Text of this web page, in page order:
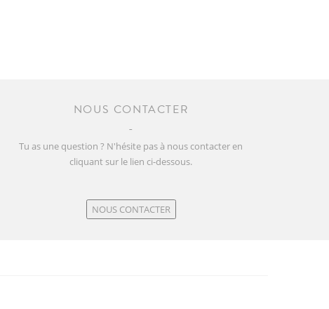
NOUS CONTACTER
Tu as une question ? N'hésite pas à nous contacter en
cliquant sur le lien ci-dessous.
NOUS CONTACTER